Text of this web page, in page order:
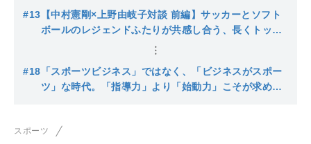
く継続して自分を伸ばしていくしかない
#13 【中村憲剛×上野由岐子対談 前編】サッカーとソフト
ボールのレジェンドふたりが共感し合う、長くトップ
でやり続けるために必要なこと
#18 「スポーツビジネス」ではなく、「ビジネスがスポー
ツ」な時代。「指導力」より「始動力」こそが求めら
スポーツ